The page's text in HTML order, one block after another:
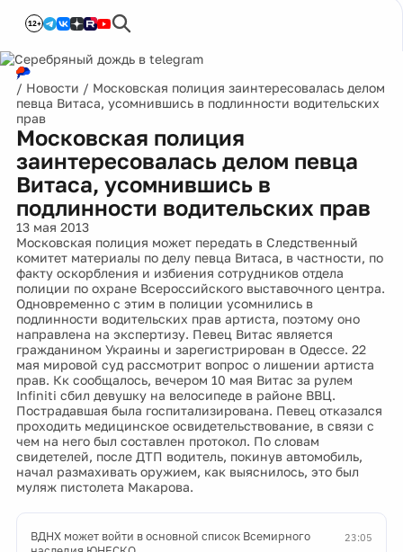
12+
/ Новости / Московская полиция заинтересовалась делом
певца Витаса, усомнившись в подлинности водительских
прав
Московская полиция
заинтересовалась делом певца
Витаса, усомнившись в
подлинности водительских прав
13 мая 2013
Московская полиция может передать в Следственный
комитет материалы по делу певца Витаса, в частности, по
факту оскорбления и избиения сотрудников отдела
полиции по охране Всероссийского выставочного центра.
Одновременно с этим в полиции усомнились в
подлинности водительских прав артиста, поэтому оно
направлена на экспертизу. Певец Витас является
гражданином Украины и зарегистрирован в Одессе. 22
мая мировой суд рассмотрит вопрос о лишении артиста
прав. Кк сообщалось, вечером 10 мая Витас за рулем
Infiniti сбил девушку на велосипеде в районе ВВЦ.
Пострадавшая была госпитализирована. Певец отказался
проходить медицинское освидетельствование, в связи с
чем на него был составлен протокол. По словам
свидетелей, после ДТП водитель, покинув автомобиль,
начал размахивать оружием, как выяснилось, это был
муляж пистолета Макарова.
23:05
ВДНХ может войти в основной список Всемирного